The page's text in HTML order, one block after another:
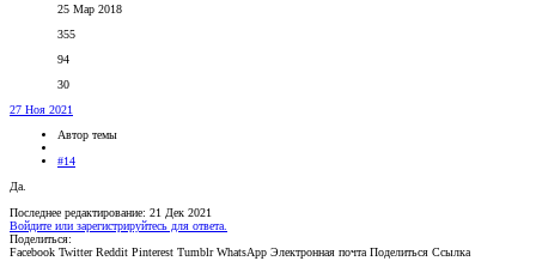
25 Мар 2018
355
94
30
27 Ноя 2021
Автор темы
#14
Да.
Последнее редактирование: 21 Дек 2021
Войдите или зарегистрируйтесь для ответа.
Поделиться:
Facebook Twitter Reddit Pinterest Tumblr WhatsApp Электронная почта Поделиться Ссылка